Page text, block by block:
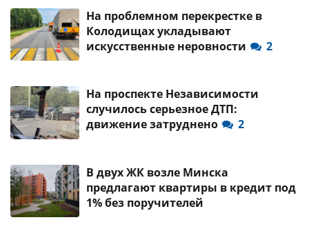
На проблемном перекрестке в
Колодищах укладывают
искусственные неровности
2
На проспекте Независимости
случилось серьезное ДТП:
движение затруднено
2
В двух ЖК возле Минска
предлагают квартиры в кредит под
1% без поручителей